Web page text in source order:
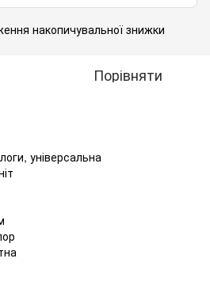
накопичувальної знижки
Порівняти
універсальна